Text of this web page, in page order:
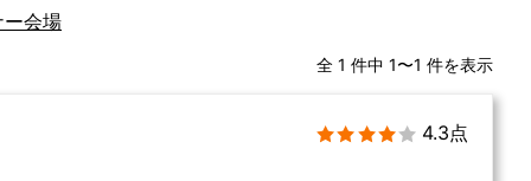
会場
全 1 件中 1〜1 件を表示
4.3点